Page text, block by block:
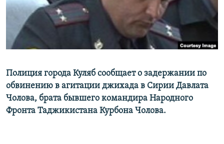
Полиция города Куляб сообщает о задержании по
обвинению в агитации джихада в Сирии Давлата
Чолова, брата бывшего командира Народного
Фронта Таджикистана Курбона Чолова.